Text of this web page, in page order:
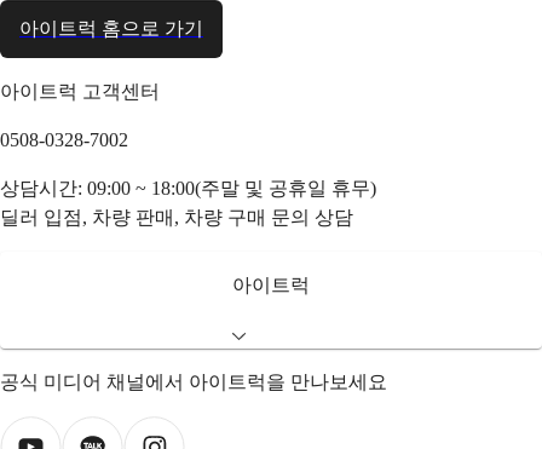
아이트럭 홈으로 가기
아이트럭 고객센터
0508-0328-7002
상담시간: 09:00 ~ 18:00(주말 및 공휴일 휴무)
딜러 입점, 차량 판매, 차량 구매 문의 상담
아이트럭
공식 미디어 채널에서 아이트럭을 만나보세요